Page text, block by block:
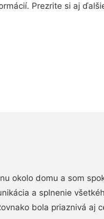
Prezrite si aj
okolo domu a som
a splnenie
bola priaznivá aj